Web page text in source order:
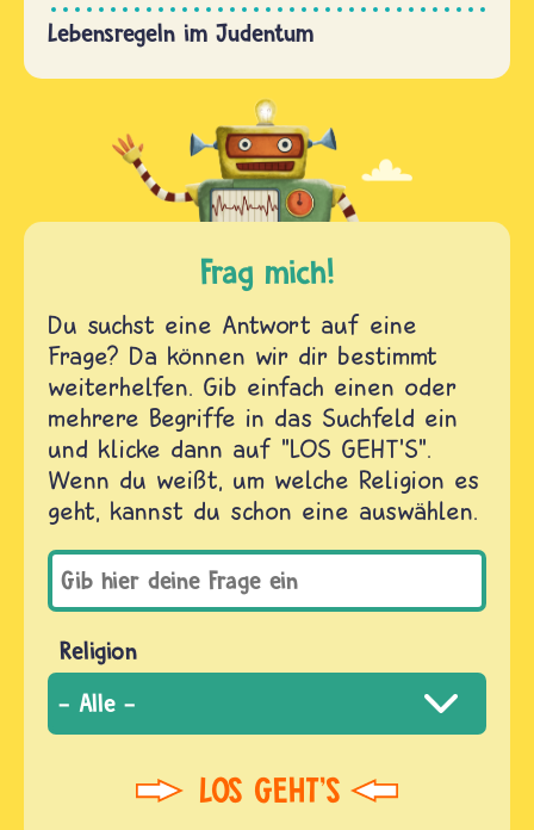
Lebensregeln im Judentum
Frag mich!
Du suchst eine Antwort auf eine
Frage? Da können wir dir bestimmt
weiterhelfen. Gib einfach einen oder
mehrere Begriffe in das Suchfeld ein
und klicke dann auf "LOS GEHT'S".
Wenn du weißt, um welche Religion es
geht, kannst du schon eine auswählen.
Religion